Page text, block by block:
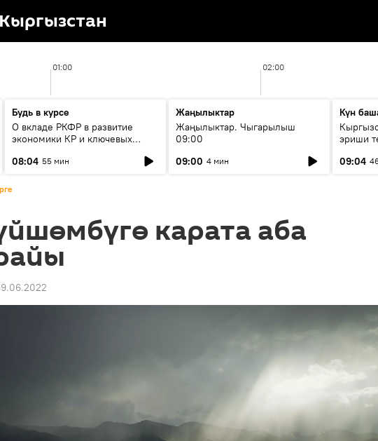
Кыргызстан
01:00 02:00
Будь в курсе
О вкладе РКФР в развитие
экономики КР и ключевых
08:04 55 мин
Жаңылыктар
Жаңылыктар. Чыгарылыш
09:00
09:00 4 мин
Күн
эриши
09:04
карата аба